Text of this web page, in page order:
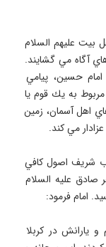
بيت عليهم السلام
آگاه مي گشايند.
حسين، پيامي
به يك قوم يا
اهل آسمان، زمين
شريف اصول كافي
صادق عليه السلام
يارانش در كربلا